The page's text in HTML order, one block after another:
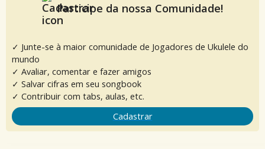
Participe da nossa Comunidade!
✓ Junte-se à maior comunidade de Jogadores de Ukulele do
mundo
✓ Avaliar, comentar e fazer amigos
✓ Salvar cifras em seu songbook
✓ Contribuir com tabs, aulas, etc.
Cadastrar